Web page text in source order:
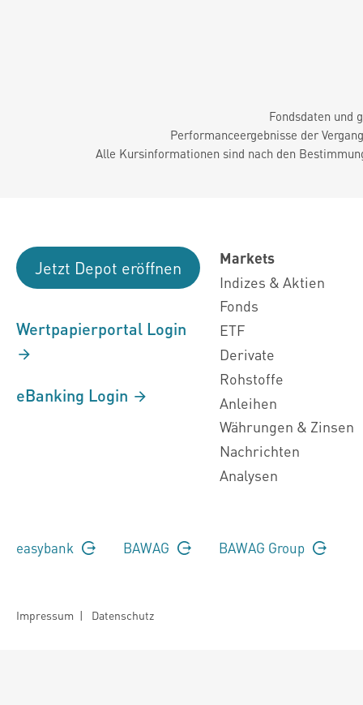
Fondsdaten und
Performanceergebnisse der
Alle Kursinformationen sind nach den
Jetzt Depot eröffnen
Wertpapierportal Login
eBanking Login
Markets
Indizes & Aktien
Fonds
ETF
Derivate
Rohstoffe
Anleihen
Währungen & Zinsen
Nachrichten
Analysen
easybank BAWAG BAWAG Group
Impressum | Datenschutz